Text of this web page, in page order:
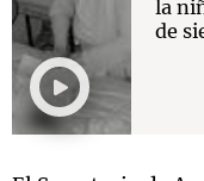
la
de